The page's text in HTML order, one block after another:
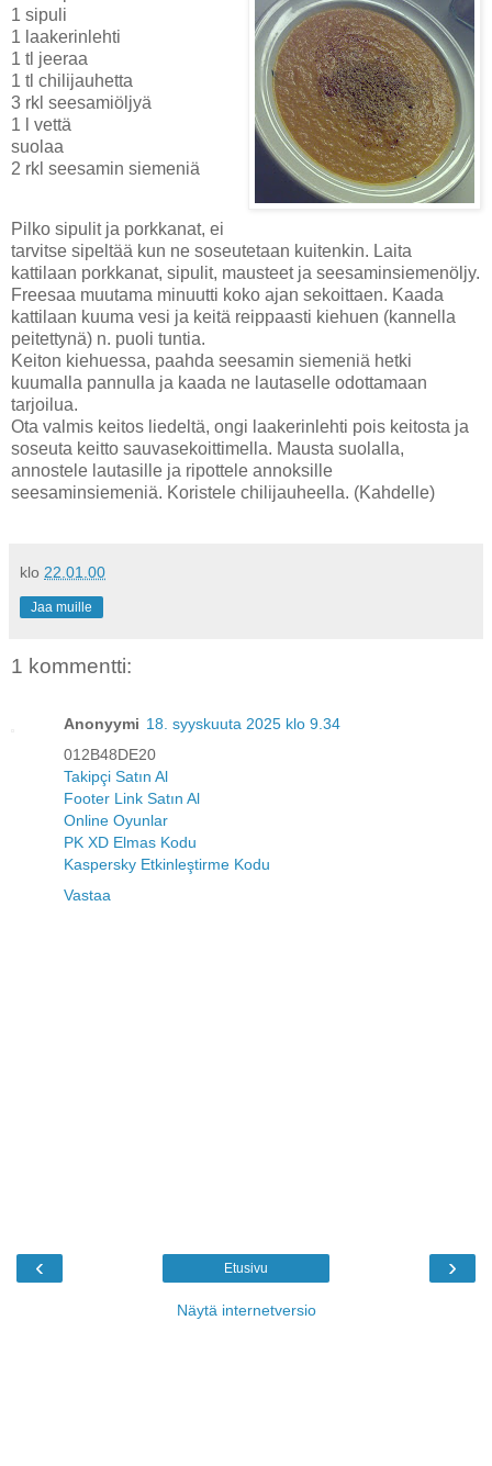
1 sipuli
1 laakerinlehti
1 tl jeeraa
1 tl chilijauhetta
3 rkl seesamiöljyä
1 l vettä
suolaa
2 rkl seesamin siemeniä
Pilko sipulit ja porkkanat, ei
tarvitse sipeltää kun ne soseutetaan kuitenkin. Laita
kattilaan porkkanat, sipulit, mausteet ja seesaminsiemenöljy.
Freesaa muutama minuutti koko ajan sekoittaen. Kaada
kattilaan kuuma vesi ja keitä reippaasti kiehuen (kannella
peitettynä) n. puoli tuntia.
Keiton kiehuessa, paahda seesamin siemeniä hetki
kuumalla pannulla ja kaada ne lautaselle odottamaan
tarjoilua.
Ota valmis keitos liedeltä, ongi laakerinlehti pois keitosta ja
soseuta keitto sauvasekoittimella. Mausta suolalla,
annostele lautasille ja ripottele annoksille
seesaminsiemeniä. Koristele chilijauheella. (Kahdelle)
klo 22.01.00
Jaa muille
1 kommentti:
Anonyymi 18. syyskuuta 2025 klo 9.34
012B48DE20
Takipçi Satın Al
Footer Link Satın Al
Online Oyunlar
PK XD Elmas Kodu
Kaspersky Etkinleştirme Kodu
Vastaa
‹ ›
Etusivu
Näytä internetversio